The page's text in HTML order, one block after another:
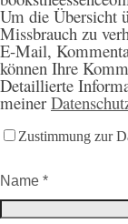
Um die Übersicht
Missbrauch zu
E-Mail,
können Ihre
Detaillierte
meiner
Zustimmung zur
Name *